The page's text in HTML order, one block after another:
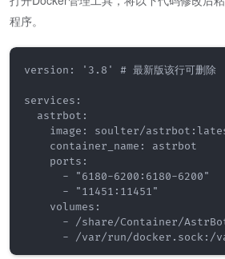
程序。
version: '3.8' # 最新版该行可删除
services:
  astrbot:
image: soulter/
    container_name: astrbot
    ports:
      - "6180-6200:6180-6200"
      - "11451:11451"
    volumes:
- /share/Container/